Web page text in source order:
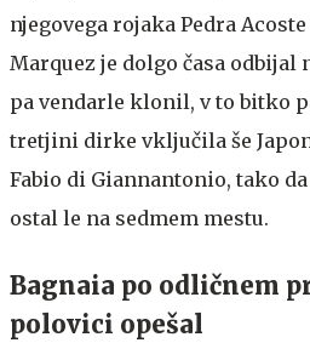
njegovega rojaka Pedra
Marquez je dolgo časa odbijal
pa vendarle klonil, v to bitko
tretjini dirke vključila še
Fabio di Giannantonio, tako
ostal le na sedmem mestu.
Bagnaia po odličnem
polovici opešal